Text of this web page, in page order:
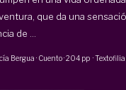
que da una
de ...
Bergua · Cuento·204 pp ·Textofilia